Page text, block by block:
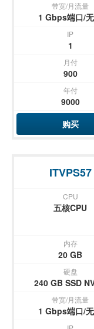
带宽/月流量
1 Gbps端口/
IP
1
月付
900
年付
9000
购买
ITVPS57
CPU
五核CPU
内存
20 GB
硬盘
240 GB SSD
带宽/月流量
1 Gbps端口/